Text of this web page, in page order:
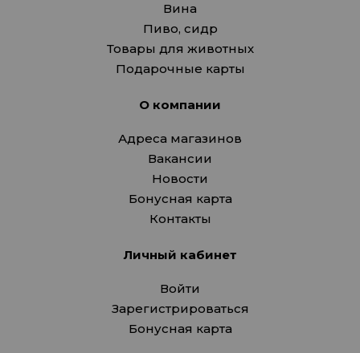
Вина
Пиво, сидр
Товары для животных
Подарочные карты
О компании
Адреса магазинов
Вакансии
Новости
Бонусная карта
Контакты
Личный кабинет
Войти
Зарегистрироваться
Бонусная карта